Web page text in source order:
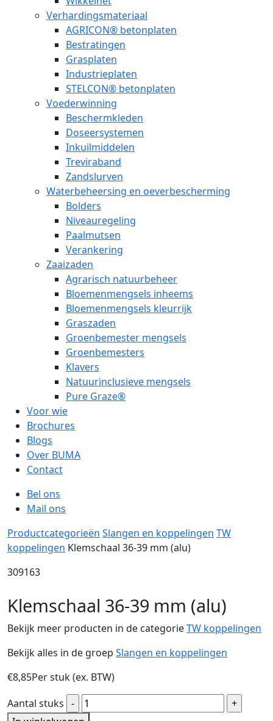
Verhardingsmateriaal
AGRICON® betonplaten
Bestratingen
Grasplaten
Industrieplaten
STELCON® betonplaten
Voederwinning
Beschermkleden
Doseersystemen
Inkuilmiddelen
Treviraband
Zandslurven
Waterbeheersing en oeverbescherming
Bolders
Niveauregeling
Paalmutsen
Verankering
Zaaizaden
Agrarisch natuurbeheer
Bloemenmengsels inheems
Bloemenmengsels kleurrijk
Graszaden
Groenbemester mengsels
Groenbemesters
Klavers
Natuurinclusieve mengsels
Pure Graze®
Voor wie
Brochures
Blogs
Over BUMA
Contact
Bel ons
Mail ons
Productcategorieën Slangen en koppelingen TW
koppelingen Klemschaal 36-39 mm (alu)
309163
Klemschaal 36-39 mm (alu)
Bekijk meer producten in de categorieTW koppelingen
Bekijk alles in de groep Slangen en koppelingen
€8,85Per stuk (ex. BTW)
Aantal stuks Klemschaal
36-